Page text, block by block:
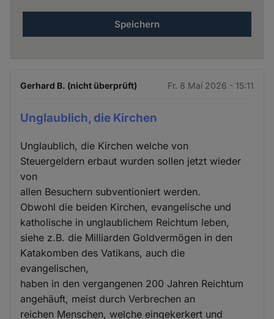
Gerhard B. (nicht überprüft) Fr. 8 Mai 2026 - 15:11
Unglaublich, die Kirchen
Unglaublich, die Kirchen welche von
Steuergeldern erbaut wurden sollen jetzt wieder
von
allen Besuchern subventioniert werden.
Obwohl die beiden Kirchen, evangelische und
katholische in unglaublichem Reichtum leben,
siehe z.B. die Milliarden Goldvermögen in den
Katakomben des Vatikans, auch die
evangelischen,
haben in den vergangenen 200 Jahren Reichtum
angehäuft, meist durch Verbrechen an
reichen Menschen, welche eingekerkert und